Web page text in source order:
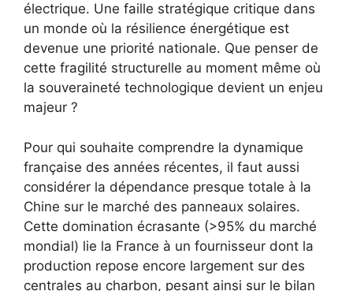
électrique. Une faille stratégique critique dans
un monde où la résilience énergétique est
devenue une priorité nationale. Que penser de
cette fragilité structurelle au moment même où
la souveraineté technologique devient un enjeu
majeur ?
Pour qui souhaite comprendre la dynamique
française des années récentes, il faut aussi
considérer la dépendance presque totale à la
Chine sur le marché des panneaux solaires.
Cette domination écrasante (>95% du marché
mondial) lie la France à un fournisseur dont la
production repose encore largement sur des
centrales au charbon, pesant ainsi sur le bilan